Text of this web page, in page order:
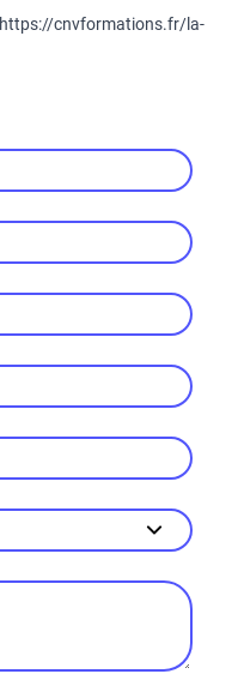
https://cnvformations.fr/la-